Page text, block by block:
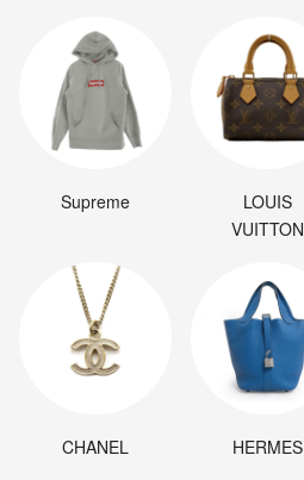
Supreme
LOUIS
VUITTON
CHANEL HERMES